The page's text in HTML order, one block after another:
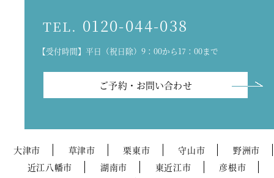
TEL. 0120-044-038
【受付時間】平日（祝日除）9：00から17：00まで
ご予約・お問い合わせ
大津市 草津市 栗東市 守山市
野洲市
近江八幡市
湖南市 東近江市
彦根市